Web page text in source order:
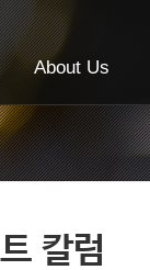
About Us
칼럼